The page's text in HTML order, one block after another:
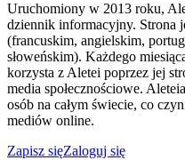
Uruchomiony w 2013 roku,
dziennik informacyjny. Strona
(francuskim, angielskim,
słoweńskim). Każdego
korzysta z Aletei poprzez jej
media społecznościowe.
osób na całym świecie, co
mediów online.
Zapisz sięZaloguj się